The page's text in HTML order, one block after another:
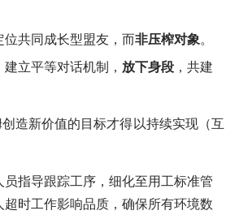
位共同成长型盟友，而非压榨对象。
建立平等对话机制， 放下身段 ，共建
创造新价值的目标才得以持续实现（互
员指导跟踪工序，细化至用工标准管
时工作影响品质，确保所有环境数